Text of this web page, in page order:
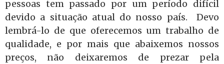
pessoas tem passado por um período difícil
devido a situação atual do nosso país. Devo
lembrá-lo de que oferecemos um trabalho de
qualidade, e por mais que abaixemos nossos
preços, não deixaremos de prezar pela